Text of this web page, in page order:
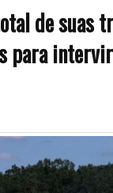
de suas
para